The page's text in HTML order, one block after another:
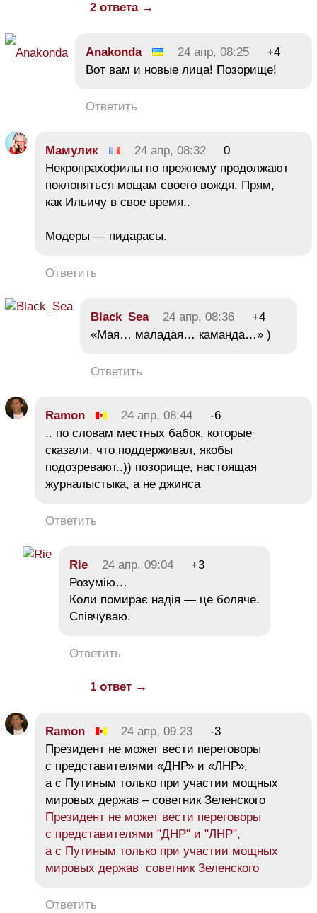
2 ответа →
Anakonda 24 апр, 08:25
+4
Вот вам и новые лица! Позорище!
Ответить
Мамулик 24 апр, 08:32
0
Некропрахофилы по прежнему продолжают
поклоняться мощам своего вождя. Прям,
как Ильичу в свое время..
Модеры — пидарасы.
Ответить
Black_Sea 24 апр, 08:36
+4
«Мая… маладая… каманда…» )
Ответить
Ramon 24 апр, 08:44
-6
.. по словам местных бабок, которые
сказали. что поддерживал, якобы
подозревают..)) позорище, настоящая
журналыстыка, а не джинса
Ответить
Rie 24 апр, 09:04
+3
Розумію…
Коли помирає надія — це боляче.
Співчуваю.
Ответить
1 ответ →
Ramon 24 апр, 09:23
-3
Президент не может вести переговоры
с представителями «ДНР» и «ЛНР»,
а с Путиным только при участии мощных
мировых держав – советник Зеленского
Президент не может вести переговоры
с представителями "ДНР" и "ЛНР",
а с Путиным только при участии мощных
мировых держав советник Зеленского
Ответить